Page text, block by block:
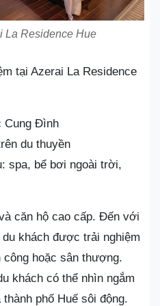
La Residence Hue
tại Azerai La Residence
Cung Đình
du thuyền
spa, bể bơi ngoài trời,
căn hộ cao cấp. Đến với
khách được trải nghiệm
hoặc sân thượng.
khách có thể nhìn ngắm
phố Huế sôi động.